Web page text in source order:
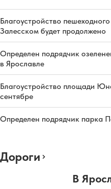
Благоустройство
Залесском будет продолжено
Определен подрядчик
в Ярославле
Благоустройство площади
сентябре
Определен подрядчик парка
Дороги
В